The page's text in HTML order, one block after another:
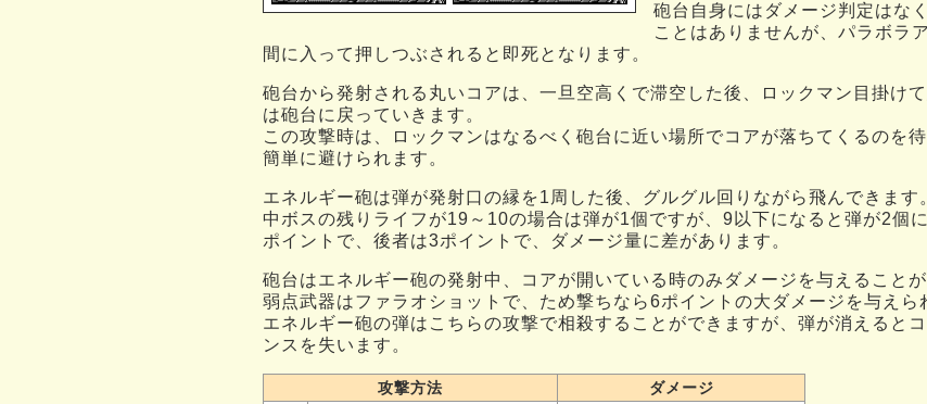
砲台自身にはダメージ判定はな
ことはありませんが、パラボラ
間に入って押しつぶされると即死となります。
砲台から発射される丸いコアは、一旦空高くで滞空した後、ロックマン目掛け
は砲台に戻っていきます。
この攻撃時は、ロックマンはなるべく砲台に近い場所でコアが落ちてくるのを
簡単に避けられます。
エネルギー砲は弾が発射口の縁を1周した後、グルグル回りながら飛んできます
中ボスの残りライフが19～10の場合は弾が1個ですが、9以下になると弾が2個
ポイントで、後者は3ポイントで、ダメージ量に差があります。
砲台はエネルギー砲の発射中、コアが開いている時のみダメージを与えることが
弱点武器はファラオショットで、ため撃ちなら6ポイントの大ダメージを与えら
エネルギー砲の弾はこちらの攻撃で相殺することができますが、弾が消えると
ンスを失います。
攻撃方法
ダメージ